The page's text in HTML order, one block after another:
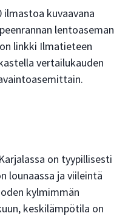
ilmastoa kuvaavana
lentoaseman
linkki Ilmatieteen
vertailukauden
on tyypillisesti
lounaassa ja viileintä
kylmimmän
keskilämpötila on